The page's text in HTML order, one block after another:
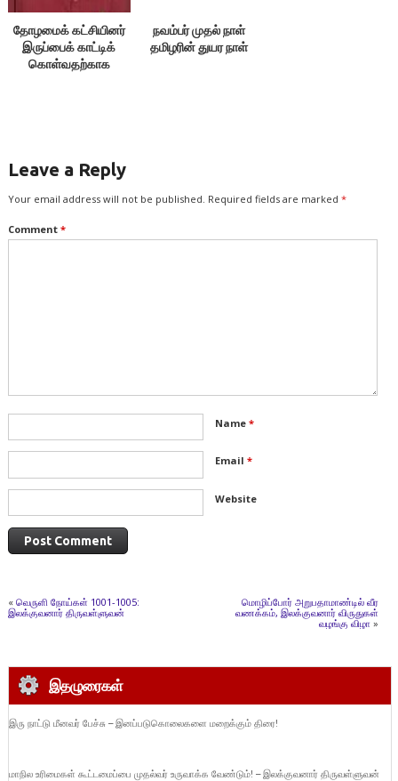
தோழமைக் கட்சியினர்
இருப்பைக் காட்டிக்
கொள்வதற்காக
நவம்பர் முதல் நாள்
தமிழரின் துயர நாள்
Leave a Reply
Your email address will not be published. Required fields are marked *
Comment *
Name *
Email *
Website
« வெருளி நோய்கள் 1001-1005:
இலக்குவனார் திருவள்ளுவன்
மொழிப்போர் அறுபதாமாண்டில் வீர
வணக்கம், இலக்குவனார் விருதுகள்
வழங்கு விழா »
இதழுரைகள்
இரு நாட்டு மீனவர் பேச்சு – இனப்படுகொலைகளை மறைக்கும் திரை!
மாநில உரிமைகள் கூட்டமைப்பை முதல்வர் உருவாக்க வேண்டும்! – இலக்குவனார் திருவள்ளுவன்